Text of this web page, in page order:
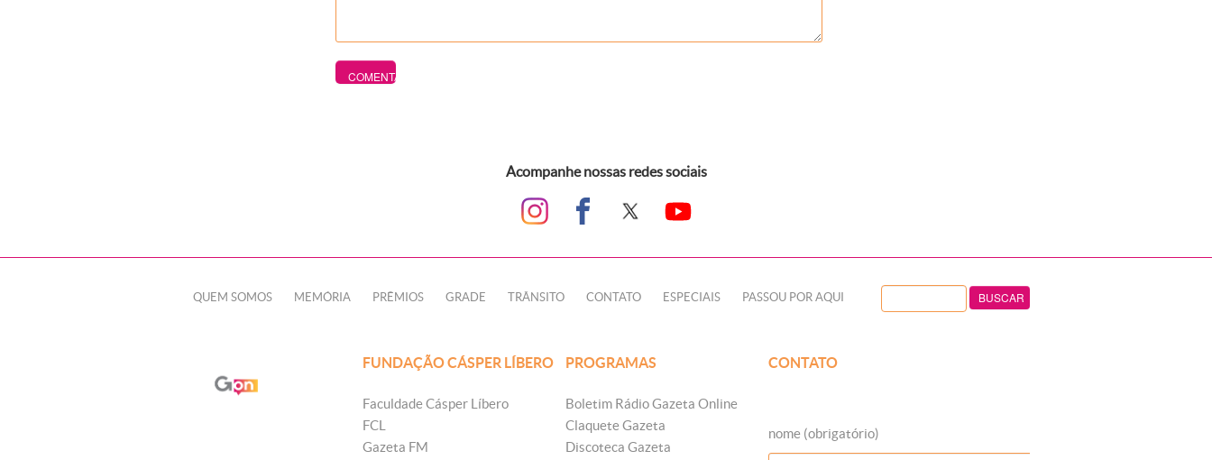
Acompanhe nossas redes sociais
QUEM SOMOS MEMÓRIA PRÊMIOS GRADE TRÂNSITO CONTATO ESPECIAIS PASSOU POR AQUI
FUNDAÇÃO CÁSPER LÍBERO
Faculdade Cásper Líbero
FCL
Gazeta FM
PROGRAMAS
Boletim Rádio Gazeta Online
Claquete Gazeta
Discoteca Gazeta
CONTATO
nome (obrigatório)